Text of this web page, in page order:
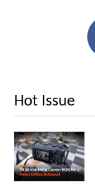
Hot Issue